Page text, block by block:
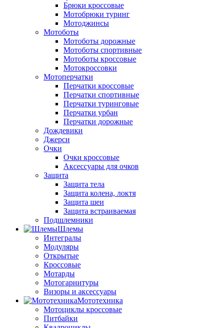
Брюки кроссовые
Мотобрюки туринг
Мотоджинсы
Мотоботы
Мотоботы дорожные
Мотоботы спортивные
Мотоботы кроссовые
Мотокроссовки
Мотоперчатки
Перчатки кроссовые
Перчатки спортивные
Перчатки туринговые
Перчатки урбан
Перчатки дорожные
Дождевики
Джерси
Очки
Очки кроссовые
Аксессуары для очков
Защита
Защита тела
Защита колена, локтя
Защита шеи
Защита встраиваемая
Подшлемники
Шлемы
Интегралы
Модуляры
Открытые
Кроссовые
Мотарды
Мотогарнитуры
Визоры и аксессуары
Мототехника
Мотоциклы кроссовые
Питбайки